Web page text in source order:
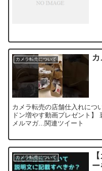
カメラ転売について カ
カメラ転売の店舗仕入れに
ドン増やす動画プレゼント】
メルマガ...関連ツイート
カメラ転売について
ー